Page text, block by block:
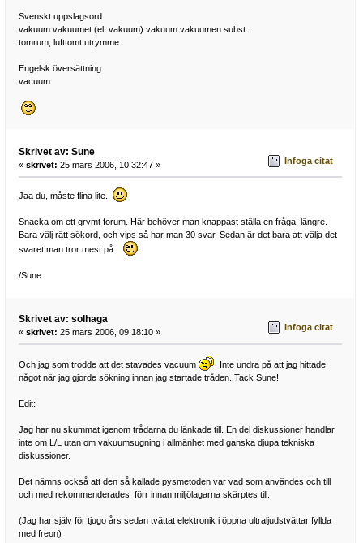
Svenskt uppslagsord
vakuum vakuumet (el. vakuum) vakuum vakuumen subst.
tomrum, lufttomt utrymme
Engelsk översättning
vacuum
Skrivet av: Sune
« skrivet: 25 mars 2006, 10:32:47 » Infoga citat
Jaa du, måste flina lite.
Snacka om ett grymt forum. Här behöver man knappast ställa en fråga längre.
Bara välj rätt sökord, och vips så har man 30 svar. Sedan är det bara att välja det
svaret man tror mest på.
/Sune
Skrivet av: solhaga
« skrivet: 25 mars 2006, 09:18:10 » Infoga citat
Och jag som trodde att det stavades vacuum
. Inte undra på att jag hittade
något när jag gjorde sökning innan jag startade tråden. Tack Sune!
Edit:
Jag har nu skummat igenom trådarna du länkade till. En del diskussioner handlar
inte om L/L utan om vakuumsugning i allmänhet med ganska djupa tekniska
diskussioner.
Det nämns också att den så kallade pysmetoden var vad som användes och till
och med rekommenderades förr innan miljölagarna skärptes till.
(Jag har själv för tjugo års sedan tvättat elektronik i öppna ultraljudstvättar fyllda
med freon)